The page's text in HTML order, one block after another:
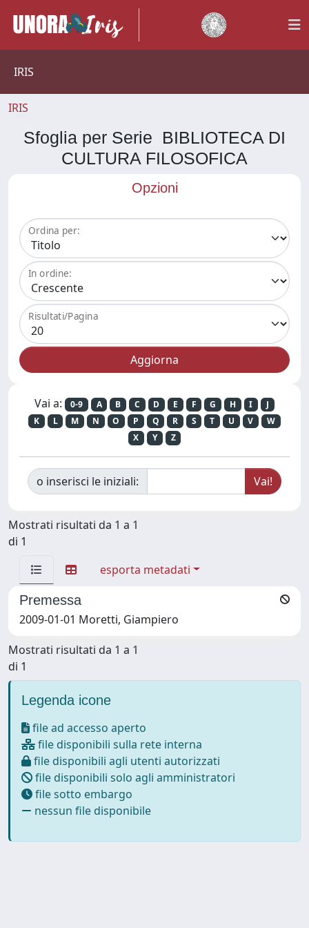
IRIS
IRIS
Sfoglia per Serie BIBLIOTECA DI
CULTURA FILOSOFICA
Opzioni
Ordina per:
In ordine:
Risultati/Pagina
Vai a: 0-9 A B C D E F G H I
J
K
L M N O P Q R S T U V
W
X
Y Z
o inserisci le iniziali:
Mostrati risultati da 1 a 1
di 1
esporta metadati
Premessa
2009-01-01 Moretti, Giampiero
Mostrati risultati da 1 a 1
di 1
Legenda icone
file ad accesso aperto
file disponibili sulla rete interna
file disponibili agli utenti autorizzati
file disponibili solo agli amministratori
file sotto embargo
nessun file disponibile